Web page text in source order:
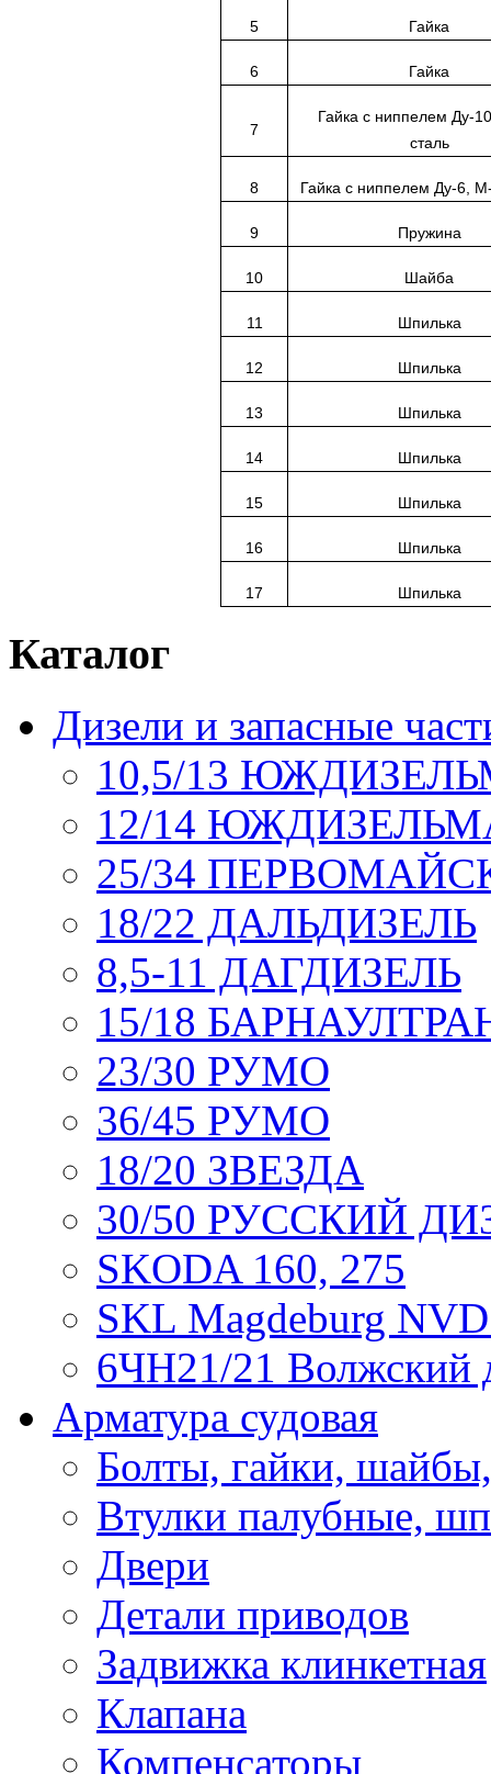
5 Гайка
6 Гайка
7
Гайка с ниппелем Ду-
сталь
8 Гайка с ниппелем Ду-6,
9 Пружина
10 Шайба
11 Шпилька
12 Шпилька
13 Шпилька
14 Шпилька
15 Шпилька
16 Шпилька
17 Шпилька
Каталог
Дизели и запасные
10,5/13
12/14
25/34
18/22 ДАЛЬДИЗЕЛЬ
8,5-11 ДАГДИЗЕЛЬ
15/18
23/30 РУМО
36/45 РУМО
18/20 ЗВЕЗДА
30/50 РУССКИЙ
SKODA 160, 275
SKL Magdeburg
6ЧН21/21 Волжский
Арматура судовая
Болты, гайки,
Втулки палубные,
Двери
Детали приводов
Задвижка клинкетная
Клапана
Компенсаторы